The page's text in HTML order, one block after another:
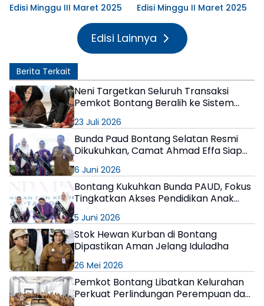
Edisi Minggu III Maret 2025 Edisi Minggu II Maret 2025
Edisi Lainnya
Berita Terkait
Neni Targetkan Seluruh Transaksi
Pemkot Bontang Beralih ke Sistem
23 Juli 2026
Bunda Paud Bontang Selatan Resmi
Dikukuhkan, Camat Ahmad Effa Siap
6 Juni 2026
Bontang Kukuhkan Bunda PAUD, Fokus
Tingkatkan Akses Pendidikan Anak
5 Juni 2026
Stok Hewan Kurban di Bontang
Dipastikan Aman Jelang Iduladha
26 Mei 2026
Pemkot Bontang Libatkan Kelurahan
Perkuat Perlindungan Perempuan dan